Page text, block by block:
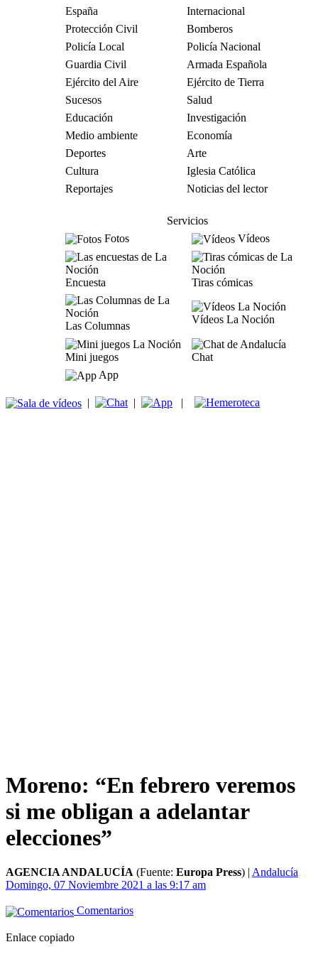
España
Internacional
Protección Civil
Bomberos
Policía Local
Policía Nacional
Guardia Civil
Armada Española
Ejército del Aire
Ejército de Tierra
Sucesos
Salud
Educación
Investigación
Medio ambiente
Economía
Deportes
Arte
Cultura
Iglesia Católica
Reportajes
Noticias del lector
Servicios
Fotos
Vídeos
Encuesta Tiras cómicas
Las Columnas
Vídeos La Noción
Mini juegos
Chat
App
| | |
Moreno: “En febrero veremos
si me obligan a adelantar
elecciones”
AGENCIA ANDALUCÍA (Fuente: Europa Press) | Andalucía
Domingo, 07 Noviembre 2021 a las 9:17 am
Comentarios
Enlace copiado